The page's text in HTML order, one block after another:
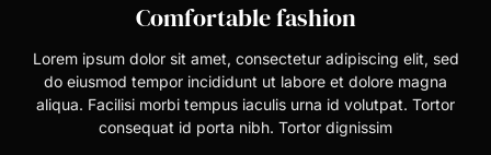
Comfortable fashion
Lorem ipsum dolor sit amet, consectetur adipiscing elit, sed
do eiusmod tempor incididunt ut labore et dolore magna
aliqua. Facilisi morbi tempus iaculis urna id volutpat. Tortor
consequat id porta nibh. Tortor dignissim